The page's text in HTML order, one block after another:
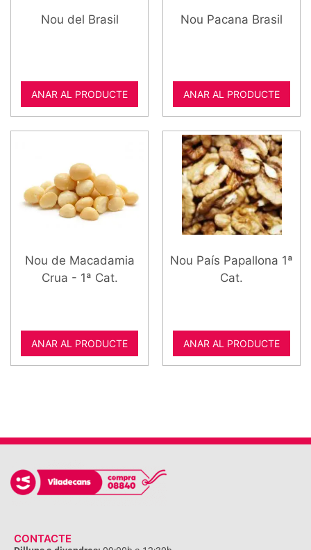
Nou del Brasil
ANAR AL PRODUCTE
Nou Pacana Brasil
ANAR AL PRODUCTE
Nou de Macadamia
Crua - 1ª Cat.
ANAR AL PRODUCTE
Nou País Papallona 1ª
Cat.
ANAR AL PRODUCTE
CONTACTE